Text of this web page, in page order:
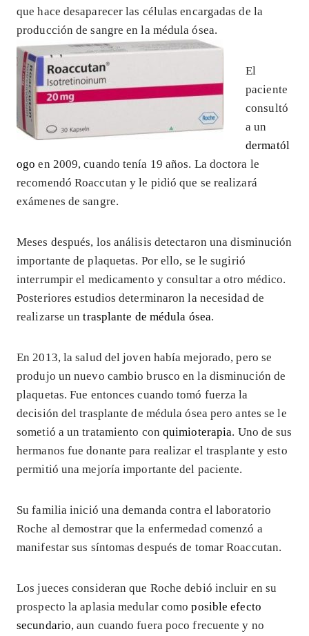
que hace desaparecer las células encargadas de la
producción de sangre en la médula ósea.
El
paciente
consultó
a un
dermatól
ogo en 2009, cuando tenía 19 años. La doctora le
recomendó Roaccutan y le pidió que se realizará
exámenes de sangre.
Meses después, los análisis detectaron una disminución
importante de plaquetas. Por ello, se le sugirió
interrumpir el medicamento y consultar a otro médico.
Posteriores estudios determinaron la necesidad de
realizarse untrasplante de médula ósea.
En 2013, la salud del joven había mejorado, pero se
produjo un nuevo cambio brusco en la disminución de
plaquetas. Fue entonces cuando tomó fuerza la
decisión del trasplante de médula ósea pero antes se le
sometió a un tratamiento con quimioterapia. Uno de sus
hermanos fue donante para realizar el trasplante y esto
permitió una mejoría importante del paciente.
Su familia inició una demanda contra el laboratorio
Roche al demostrar que la enfermedad comenzó a
manifestar sus síntomas después de tomar Roaccutan.
Los jueces consideran que Roche debió incluir en su
prospecto la aplasia medular comoposible efecto
secundario, aun cuando fuera poco frecuente y no